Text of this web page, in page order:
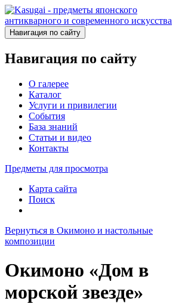
Навигация по сайту
Навигация по сайту
О галерее
Каталог
Услуги и привилегии
События
База знаний
Статьи и видео
Контакты
Предметы для просмотра
Карта сайта
Поиск
Вернуться в Окимоно и настольные
композиции
Окимоно «Дом в
морской звезде»